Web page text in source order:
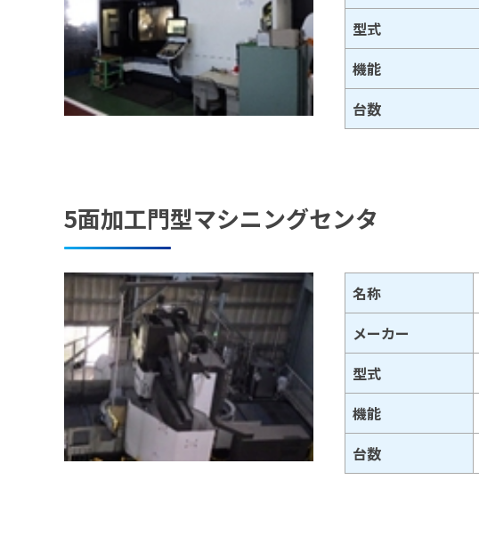
型式
機能
台数
5面加工門型マシニングセンタ
名称
メーカー
型式
機能
台数